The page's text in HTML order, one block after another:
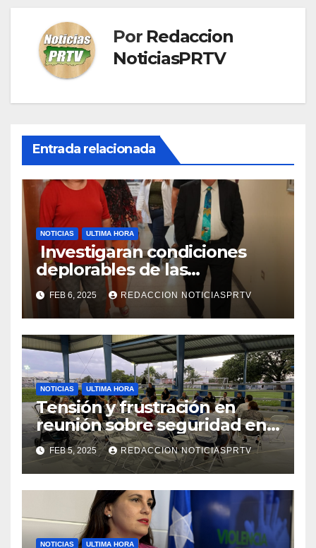
Por Redaccion
NoticiasPRTV
Entrada relacionada
NOTICIAS ULTIMA HORA
Investigaran condiciones
deplorables de las
facilidades el Departamento
de la Salud en Mayagüez
FEB 6, 2025 REDACCION NOTICIASPRTV
NOTICIAS ULTIMA HORA
Tensión y frustración en
reunión sobre seguridad en
Reparto Metropolitano
FEB 5, 2025 REDACCION NOTICIASPRTV
NOTICIAS ULTIMA HORA